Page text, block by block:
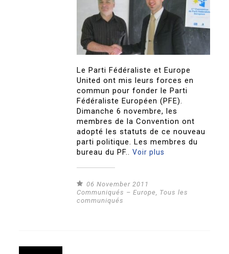
Le Parti Fédéraliste et Europe
United ont mis leurs forces en
commun pour fonder le Parti
Fédéraliste Européen (PFE).
Dimanche 6 novembre, les
membres de la Convention ont
adopté les statuts de ce nouveau
parti politique. Les membres du
bureau du PF..Voir plus
06 November 2011
Communiqués – Europe
Tous les
communiqués